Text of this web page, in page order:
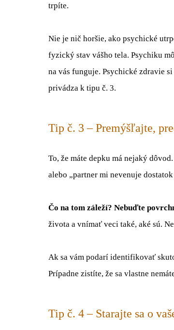
trpíte.
Nie je nič horšie, ako psychické
fyzický stav vášho tela. Psychiku
na vás funguje. Psychické zdravie
privádza k tipu č. 3.
Tip č. 3 – Premýšľajte,
To, že máte depku má nejaký
alebo „partner mi nevenuje
Čo na tom záleží? Nebuďte
života a vnímať veci také, aké sú.
Ak sa vám podarí identifikovať
Prípadne zistíte, že sa vlastne
Tip č. 4 – Starajte sa o